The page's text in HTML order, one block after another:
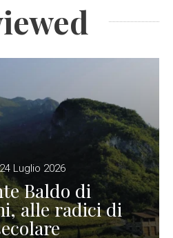
24 Luglio 2026
Baldo di
alle radici di